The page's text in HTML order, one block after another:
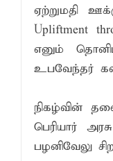
ஏற்றுமதி
Upliftment
எனும்
உபவேந்தர்
நிகழ்வின்
பெரியார்
பழனிவேலு